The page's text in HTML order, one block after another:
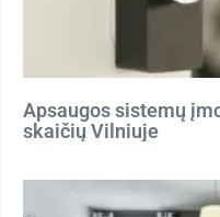
Apsaugos sistemų
skaičių Vilniuje